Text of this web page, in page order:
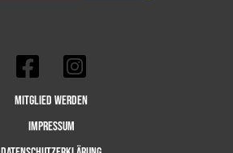
Mitglied werden
Impressum